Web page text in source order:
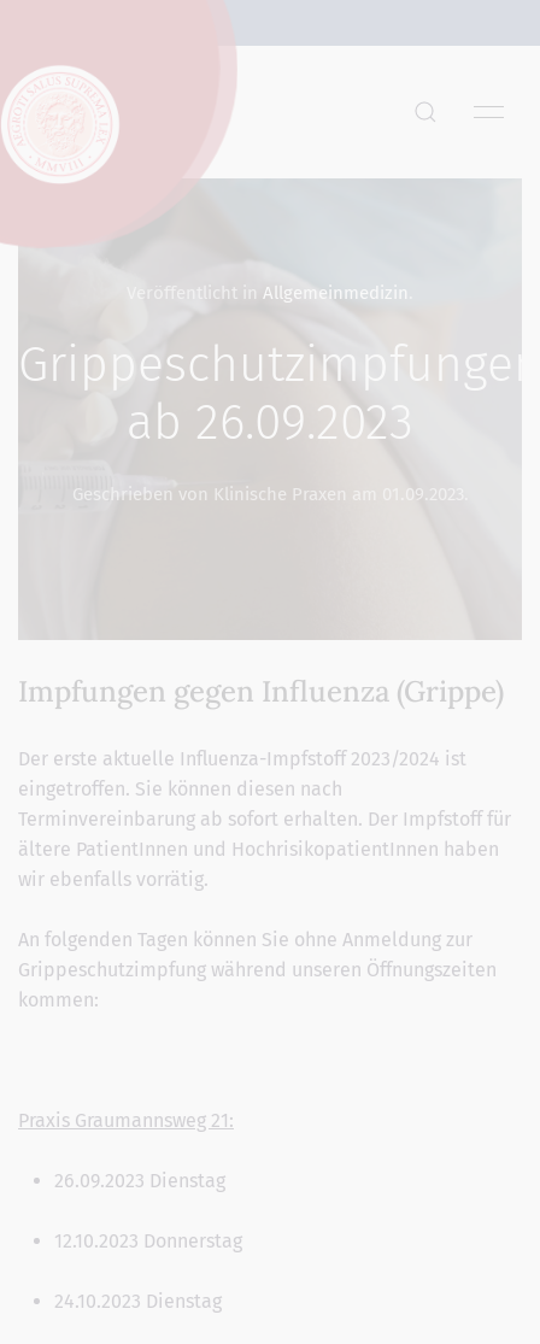
Veröffentlicht in Allgemeinmedizin
ab 26.09.2023
Geschrieben von Klinische Praxen am 01.09.2023
Impfungen gegen Influenza (Grippe)
Der erste aktuelle Influenza-Impfstoff 2023/2024 ist
eingetroffen. Sie können diesen nach
Terminvereinbarung ab sofort erhalten. Der Impfstoff für
ältere PatientInnen und HochrisikopatientInnen haben
wir ebenfalls vorrätig.
An folgenden Tagen können Sie ohne Anmeldung zur
Grippeschutzimpfung während unseren Öffnungszeiten
kommen:
Praxis Graumannsweg 21:
26.09.2023 Dienstag
12.10.2023 Donnerstag
24.10.2023 Dienstag